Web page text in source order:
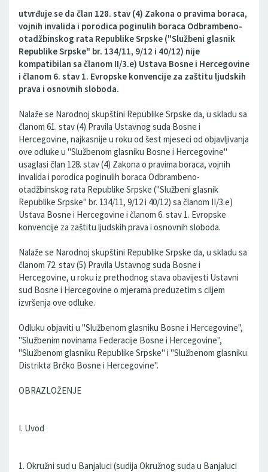
utvrđuje se da član 128. stav (4) Zakona o pravima boraca,
vojnih invalida i porodica poginulih boraca Odbrambeno-
otadžbinskog rata Republike Srpske ("Službeni glasnik
Republike Srpske" br. 134/11, 9/12 i 40/12) nije
kompatibilan sa članom II/3.e) Ustava Bosne i Hercegovine
i članom 6. stav 1. Evropske konvencije za zaštitu ljudskih
prava i osnovnih sloboda.
Nalaže se Narodnoj skupštini Republike Srpske da, u skladu sa
članom 61. stav (4) Pravila Ustavnog suda Bosne i
Hercegovine, najkasnije u roku od šest mjeseci od objavljivanja
ove odluke u "Službenom glasniku Bosne i Hercegovine"
usaglasi član 128. stav (4) Zakona o pravima boraca, vojnih
invalida i porodica poginulih boraca Odbrambeno-
otadžbinskog rata Republike Srpske ("Službeni glasnik
Republike Srpske" br. 134/11, 9/12 i 40/12) sa članom II/3.e)
Ustava Bosne i Hercegovine i članom 6. stav 1. Evropske
konvencije za zaštitu ljudskih prava i osnovnih sloboda.
Nalaže se Narodnoj skupštini Republike Srpske da, u skladu sa
članom 72. stav (5) Pravila Ustavnog suda Bosne i
Hercegovine, u roku iz prethodnog stava obavijesti Ustavni
sud Bosne i Hercegovine o mjerama preduzetim s ciljem
izvršenja ove odluke.
Odluku objaviti u "Službenom glasniku Bosne i Hercegovine",
"Službenim novinama Federacije Bosne i Hercegovine",
"Službenom glasniku Republike Srpske" i "Službenom glasniku
Distrikta Brčko Bosne i Hercegovine".
OBRAZLOŽENJE
I. Uvod
1. Okružni sud u Banjaluci (sudija Okružnog suda u Banjaluci